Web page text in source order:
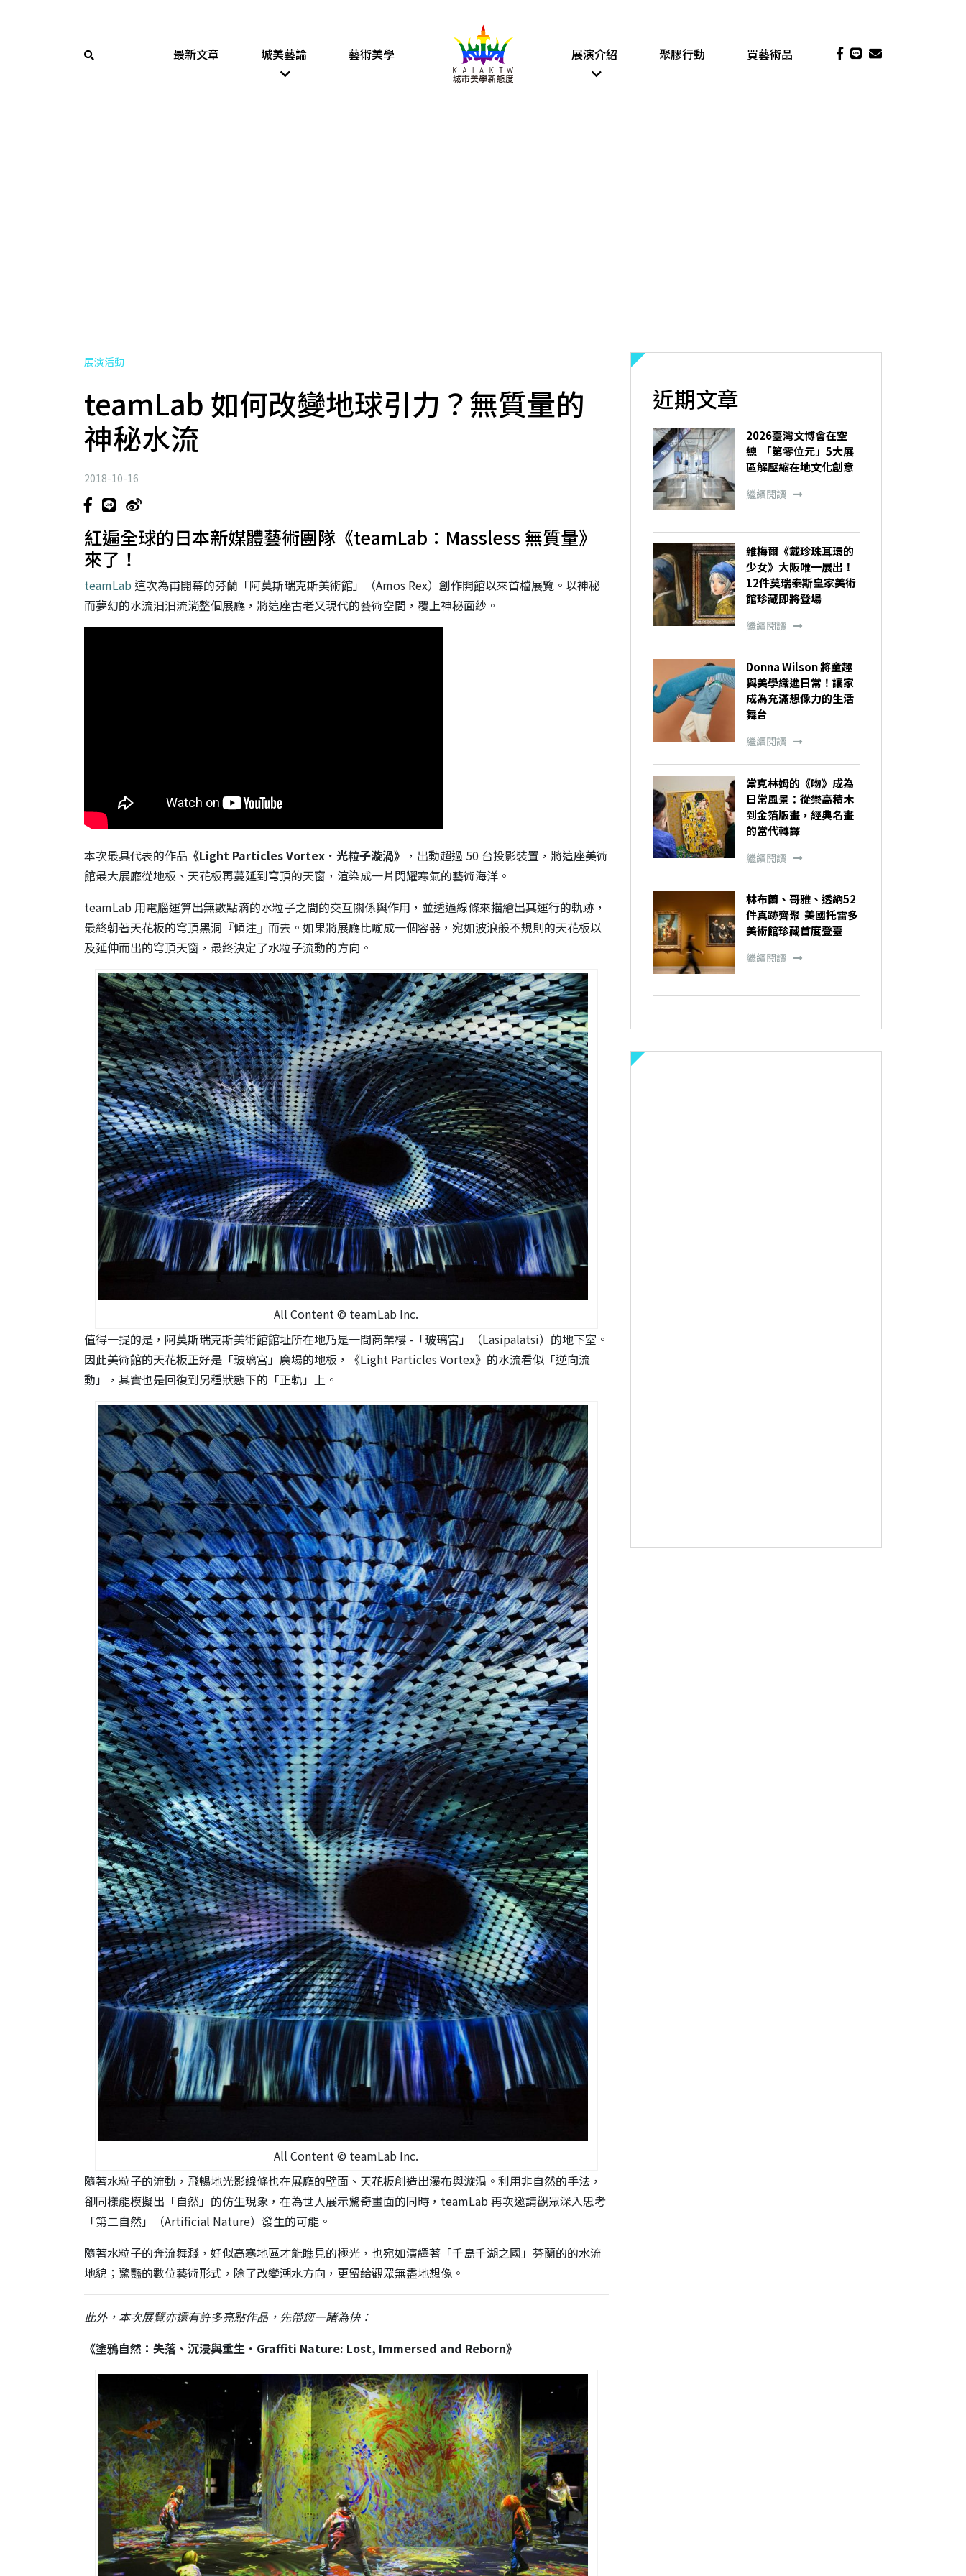
最新文章 城美藝論 藝術美學 展演介紹 聚膠行動 買藝術品
展演活動
teamLab 如何改變地球引力？無質量的
神秘水流
2018-10-16
紅遍全球的日本新媒體藝術團隊《teamLab：Massless 無質量》
來了！
teamLab 這次為甫開幕的芬蘭「阿莫斯瑞克斯美術館」（Amos Rex）創作開館以來首檔展覽。以神秘
而夢幻的水流汩汩流淌整個展廳，將這座古老又現代的藝術空間，覆上神秘面紗。
本次最具代表的作品 《Light Particles Vortex．光粒子漩渦》 ，出動超過 50 台投影裝置，將這座美術
館最大展廳從地板、天花板再蔓延到穹頂的天窗，渲染成一片閃耀寒氣的藝術海洋。
teamLab 用電腦運算出無數點滴的水粒子之間的交互關係與作用，並透過線條來描繪出其運行的軌跡，
最終朝著天花板的穹頂黑洞『傾注』而去。如果將展廳比喻成一個容器，宛如波浪般不規則的天花板以
及延伸而出的穹頂天窗，最終決定了水粒子流動的方向。
All Content © teamLab Inc.
值得一提的是，阿莫斯瑞克斯美術館館址所在地乃是一間商業樓 -「玻璃宮」（Lasipalatsi）的地下室。
因此美術館的天花板正好是「玻璃宮」廣場的地板，《Light Particles Vortex》的水流看似「逆向流
動」，其實也是回復到另種狀態下的「正軌」上。
All Content © teamLab Inc.
隨著水粒子的流動，飛暢地光影線條也在展廳的壁面、天花板創造出瀑布與漩渦。利用非自然的手法，
卻同樣能模擬出「自然」的仿生現象，在為世人展示驚奇畫面的同時，teamLab 再次邀請觀眾深入思考
「第二自然」（Artificial Nature）發生的可能。
隨著水粒子的奔流舞濺，好似高寒地區才能瞧見的極光，也宛如演繹著「千島千湖之國」芬蘭的的水流
地貌；驚豔的數位藝術形式，除了改變潮水方向，更留給觀眾無盡地想像。
此外，本次展覽亦還有許多亮點作品，先帶您一睹為快：
《塗鴉自然：失落、沉浸與重生．Graffiti Nature: Lost, Immersed and Reborn》
近期文章
2026臺灣文博會在空
總 「第零位元」5大展
區解壓縮在地文化創意
繼續閱讀
維梅爾《戴珍珠耳環的
少女》大阪唯一展出！
12件莫瑞泰斯皇家美術
館珍藏即將登場
繼續閱讀
Donna Wilson 將童趣
與美學織進日常！讓家
成為充滿想像力的生活
舞台
繼續閱讀
當克林姆的《吻》成為
日常風景：從樂高積木
到金箔版畫，經典名畫
的當代轉譯
繼續閱讀
林布蘭、哥雅、透納52
件真跡齊聚 美國托雷多
美術館珍藏首度登臺
繼續閱讀